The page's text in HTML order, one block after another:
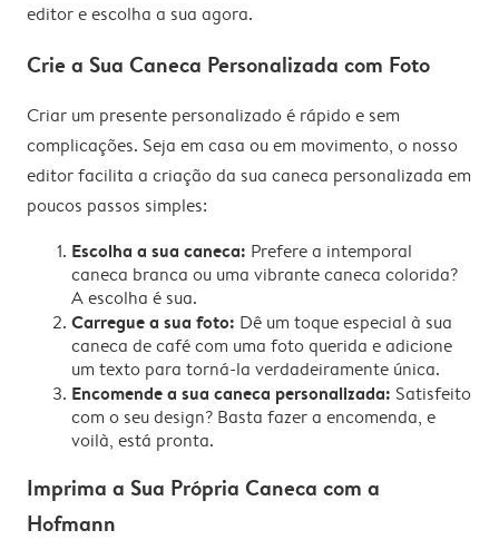
editor e escolha a sua agora.
Crie a Sua Caneca Personalizada com Foto
Criar um presente personalizado é rápido e sem
complicações. Seja em casa ou em movimento, o nosso
editor facilita a criação da sua caneca personalizada em
poucos passos simples:
Escolha a sua caneca: Prefere a intemporal
caneca branca ou uma vibrante caneca colorida?
A escolha é sua.
Carregue a sua foto: Dê um toque especial à sua
caneca de café com uma foto querida e adicione
um texto para torná-la verdadeiramente única.
Encomende a sua caneca personalizada: Satisfeito
com o seu design? Basta fazer a encomenda, e
voilà, está pronta.
Imprima a Sua Própria Caneca com a
Hofmann